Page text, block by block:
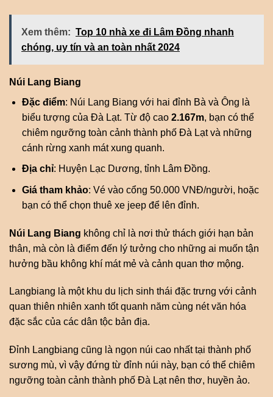
Xem thêm: Top 10 nhà xe đi Lâm Đồng nhanh
chóng, uy tín và an toàn nhất 2024
Núi Lang Biang
Đặc điểm: Núi Lang Biang với hai đỉnh Bà và Ông là
biểu tượng của Đà Lạt. Từ độ cao 2.167m, bạn có thể
chiêm ngưỡng toàn cảnh thành phố Đà Lạt và những
cánh rừng xanh mát xung quanh.
Địa chỉ: Huyện Lạc Dương, tỉnh Lâm Đồng.
Giá tham khảo: Vé vào cổng 50.000 VNĐ/người, hoặc
bạn có thể chọn thuê xe jeep để lên đỉnh.
Núi Lang Biang không chỉ là nơi thử thách giới hạn bản
thân, mà còn là điểm đến lý tưởng cho những ai muốn tận
hưởng bầu không khí mát mẻ và cảnh quan thơ mộng.
Langbiang là một khu du lịch sinh thái đặc trưng với cảnh
quan thiên nhiên xanh tốt quanh năm cùng nét văn hóa
đặc sắc của các dân tộc bản địa.
Đỉnh Langbiang cũng là ngọn núi cao nhất tại thành phố
sương mù, vì vậy đứng từ đỉnh núi này, bạn có thể chiêm
ngưỡng toàn cảnh thành phố Đà Lạt nên thơ, huyền ảo.